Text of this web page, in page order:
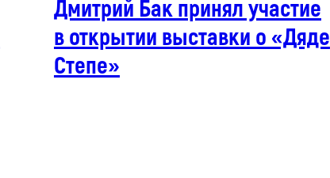
Дмитрий Бак принял участие
в открытии выставки о «Дяде
Степе»